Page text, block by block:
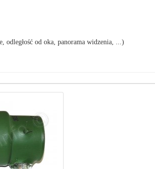
od oka, panorama widzenia, ...)